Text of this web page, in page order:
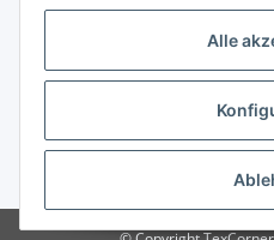
Vertrag
* Alle Preise inkl. gesetzlicher USt.,
Alle